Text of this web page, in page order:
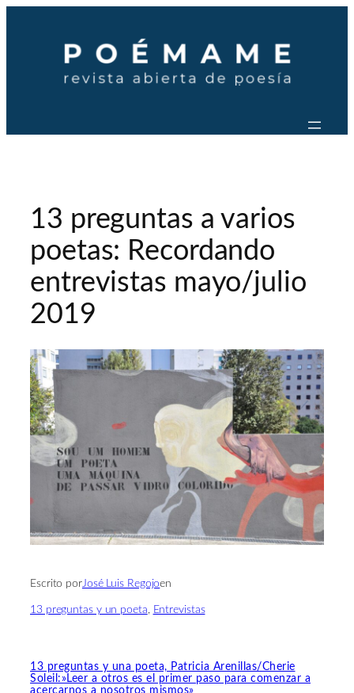
contenido
13 preguntas a varios
poetas: Recordando
entrevistas mayo/julio
2019
Escrito porJosé Luis Regojoen
13 preguntas y un poeta, Entrevistas
13 preguntas y una poeta, Patricia Arenillas/Cherie
Soleil:»Leer a otros es el primer paso para comenzar a
acercarnos a nosotros mismos»